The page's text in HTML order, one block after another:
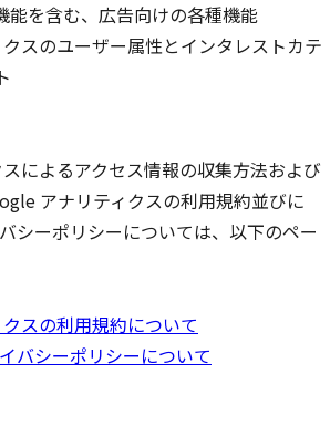
能を含む、広告向けの各種機能
スのユーザー属性とインタレストカテ
によるアクセス情報の収集方法および
アナリティクスの利用規約並びに
シーポリシーについては、以下のペー
スの利用規約について
バシーポリシーについて